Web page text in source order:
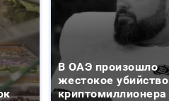
В ОАЭ произошло
жестокое убийство
криптомиллионера